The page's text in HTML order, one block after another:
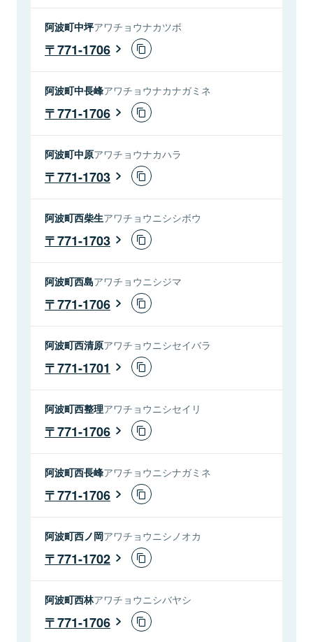
阿波町中坪アワチョウナカツボ
771-1706
阿波町中長峰アワチョウナカナガミネ
771-1706
阿波町中原アワチョウナカハラ
771-1703
阿波町西柴生アワチョウニシシボウ
771-1703
阿波町西島アワチョウニシジマ
771-1706
阿波町西清原アワチョウニシセイバラ
771-1701
阿波町西整理アワチョウニシセイリ
771-1706
阿波町西長峰アワチョウニシナガミネ
771-1706
阿波町西ノ岡アワチョウニシノオカ
771-1702
阿波町西林アワチョウニシバヤシ
771-1706